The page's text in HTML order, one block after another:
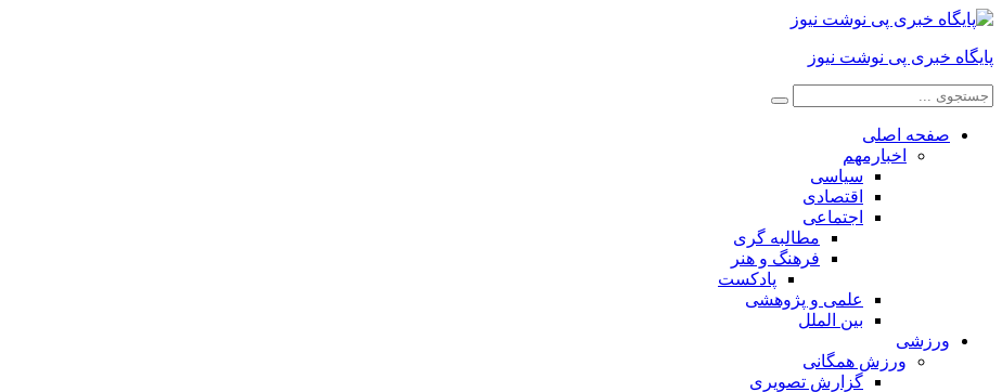
پایگاه خبری پی نوشت نیوز
صفحه اصلی
اخبارمهم
سیاسی
اقتصادی
اجتماعی
مطالبه گری
فرهنگ و هنر
پادکست
علمی و پژوهشی
بین الملل
ورزشی
ورزش همگانی
گزارش تصویری